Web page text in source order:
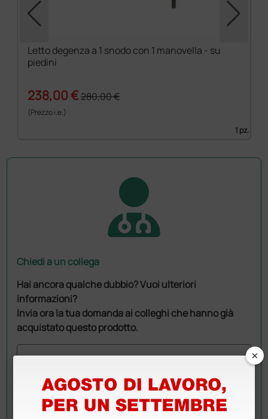
Letto degenza a 1 snodo con 1 manovella - su
piedini
238,00 €280,00 €
(Prezzo i.e.)
1 pz.
Chiedi a un collega
Hai ancora qualche dubbio? Vuoi ulteriori
informazioni?
Invia ora la tua domanda ai colleghi che hanno già
acquistato questo prodotto.
×